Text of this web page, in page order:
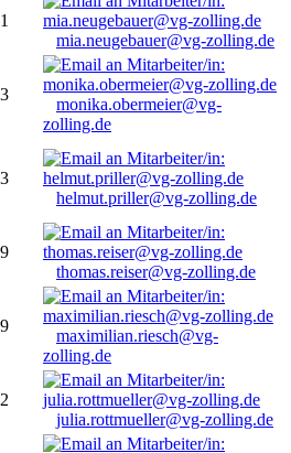
mia.neugebauer@vg-zolling.de
monika.obermeier@vg-
zolling.de
helmut.priller@vg-zolling.de
thomas.reiser@vg-zolling.de
maximilian.riesch@vg-
zolling.de
julia.rottmueller@vg-zolling.de